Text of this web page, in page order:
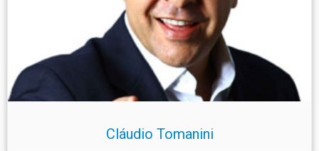
Cláudio Tomanini